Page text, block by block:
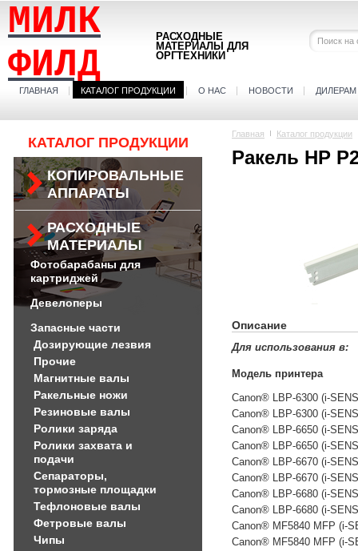
МИЛК
ФИЛД
РАСХОДНЫЕ
МАТЕРИАЛЫ ДЛЯ
ОРГТЕХНИКИ
ГЛАВНАЯ КАТАЛОГ ПРОДУКЦИИ О НАС НОВОСТИ ДИЛЕРАМ
КАТАЛОГ ПРОДУКЦИИ
КОПИРОВАЛЬНЫЕ
АППАРАТЫ
РАСХОДНЫЕ
МАТЕРИАЛЫ
Фотобарабаны для
картриджей
Девелоперы
Запасные части
Дозирующие лезвия
Прочие
Магнитные валы
Ракельные ножи
Резиновые валы
Ролики заряда
Ролики захвата и
подачи
Сепараторы,
тормозные площадки
Тефлоновые валы
Фетровые валы
Чипы
Главная Каталог продукции
Ракель HP
Описание
Для использования в:
Модель принтера
Canon® LBP-6300 (i-
Canon® LBP-6300 (i-
Canon® LBP-6650 (i-
Canon® LBP-6650 (i-
Canon® LBP-6670 (i-
Canon® LBP-6670 (i-
Canon® LBP-6680 (i-
Canon® LBP-6680 (i-
Canon® MF5840 MFP (i-
Canon® MF5840 MFP (i-